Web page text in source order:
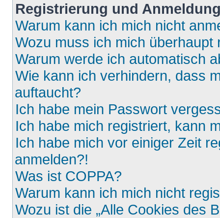
Registrierung und
Warum kann ich mich nicht
Wozu muss ich mich überhaupt
Warum werde ich automatisch
Wie kann ich verhindern, dass
auftaucht?
Ich habe mein Passwort
Ich habe mich registriert, kann
Ich habe mich vor einiger Zeit
anmelden?!
Was ist COPPA?
Warum kann ich mich nicht
Wozu ist die „Alle Cookies des